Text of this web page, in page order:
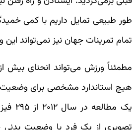
طور طبیعی تمایل داریم با کمی
تمام تمرینات جهان نیز نمی‌تواند
مطمئناً ورزش می‌تواند انحنای بیش
هیچ استاندارد مشخصی برای
یک
تصویری از یک فرد با وضعیت